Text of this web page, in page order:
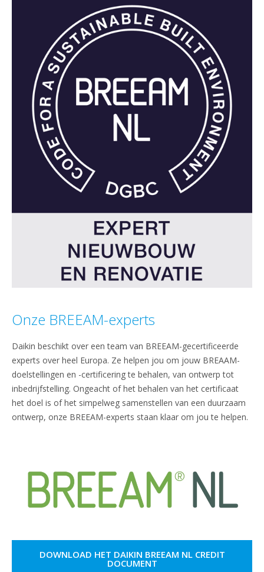
Onze BREEAM-experts
Daikin beschikt over een team van BREEAM-gecertificeerde
experts over heel Europa. Ze helpen jou om jouw BREAAM-
doelstellingen en -certificering te behalen, van ontwerp tot
inbedrijfstelling. Ongeacht of het behalen van het certificaat
het doel is of het simpelweg samenstellen van een duurzaam
ontwerp, onze BREEAM-experts staan klaar om jou te helpen.
DOWNLOAD HET DAIKIN BREEAM NL CREDIT
DOCUMENT